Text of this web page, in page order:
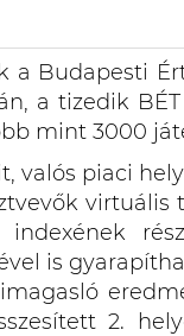
a Budapesti
a tizedik
mint 3000
valós piaci
is
2.